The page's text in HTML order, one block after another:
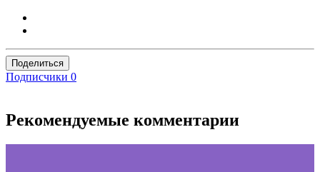
Поделиться
Подписчики 0
Рекомендуемые комментарии